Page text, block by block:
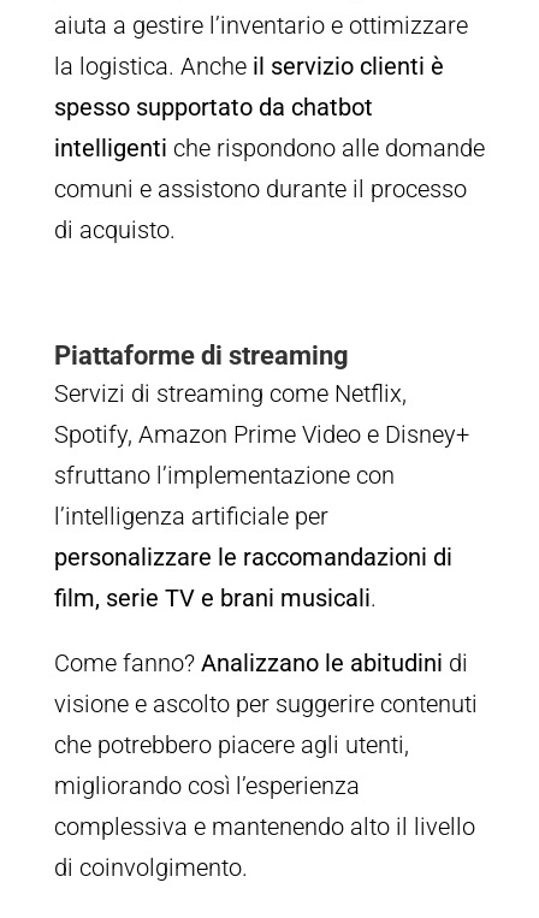
aiuta a gestire l’inventario e ottimizzare
la logistica. Anche il servizio clienti è
spesso supportato da chatbot
intelligenti che rispondono alle domande
comuni e assistono durante il processo
di acquisto.
Piattaforme di streaming
Servizi di streaming come Netflix,
Spotify, Amazon Prime Video e Disney+
sfruttano l’implementazione con
l’intelligenza artificiale per
personalizzare le raccomandazioni di
film, serie TV e brani musicali.
Come fanno? Analizzano le abitudini di
visione e ascolto per suggerire contenuti
che potrebbero piacere agli utenti,
migliorando così l’esperienza
complessiva e mantenendo alto il livello
di coinvolgimento.